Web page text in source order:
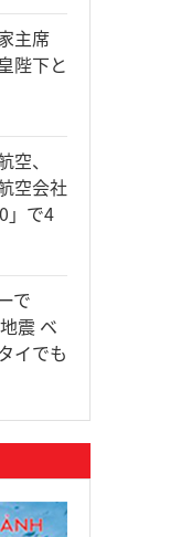
主席
陛下と
空、
空会社
」で4
で
震 ベ
イでも